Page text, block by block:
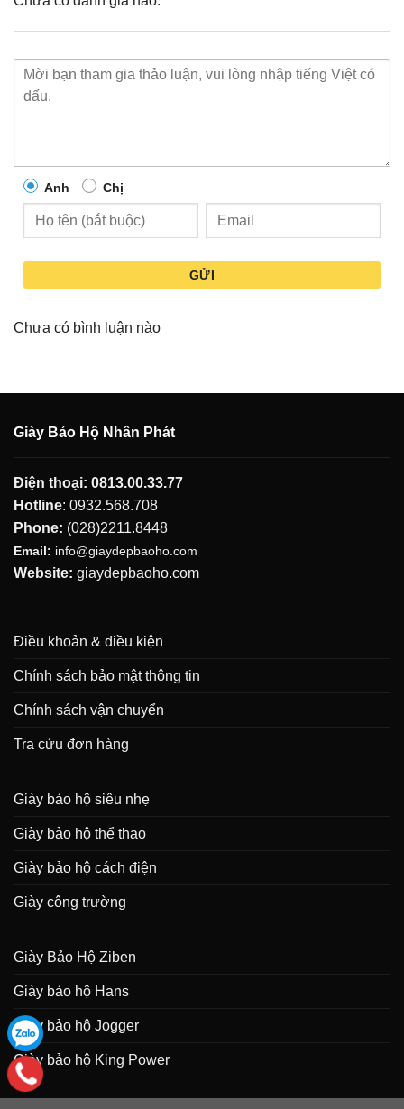
Anh Chị
GỬI
Chưa có bình luận nào
Giày Bảo Hộ Nhân Phát
Điện thoại: 0813.00.33.77
Hotline: 0932.568.708
Phone: (028)2211.8448
Email: info@giaydepbaoho.com
Website: giaydepbaoho.com
Điều khoản & điều kiện
Chính sách bảo mật thông tin
Chính sách vận chuyển
Tra cứu đơn hàng
Giày bảo hộ siêu nhẹ
Giày bảo hộ thể thao
Giày bảo hộ cách điện
Giày công trường
Giày Bảo Hộ Ziben
Giày bảo hộ Hans
Giày bảo hộ Jogger
Giày bảo hộ King Power